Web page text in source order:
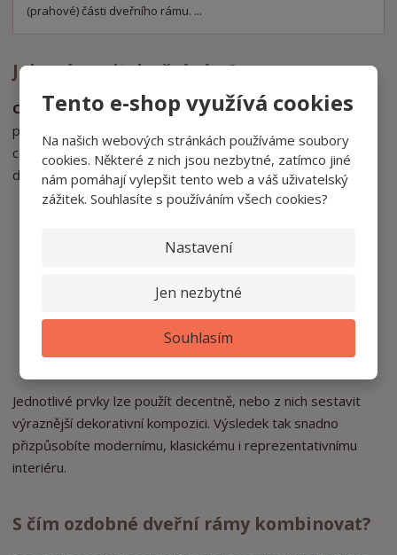
Tento e-shop využívá cookies
Na našich webových stránkách používáme soubory
cookies. Některé z nich jsou nezbytné, zatímco jiné
nám pomáhají vylepšit tento web a váš uživatelský
zážitek. Souhlasíte s používáním všech cookies?
Nastavení
Jen nezbytné
Souhlasím
v
v
í
(prahové) části dveřního rámu. ...
Jak zvýraznit dveřní rám?
Ozdobné prvkykolem dveří pomohou vytvořit plynulejší
přechod mezi dveřmi a stěnou a současně podtrhnou styl
celé místnosti. Při výběru můžete pracovat s několika typy
dekorací:
vytvoří čisté a elegantní ohraničení
Ozdobné rohové prvkyzvýrazní horní nebo spodní
Dekorativní čtverce arozety
klasičtější a výraznější vzhled.
Rohová dveřní obložka D340
Jednotlivé prvky lze použít decentně, nebo z nich sestavit
výraznější dekorativní kompozici. Výsledek tak snadno
přizpůsobíte modernímu, klasickému i reprezentativnímu
interiéru.
S čím ozdobné dveřní rámy kombinovat?